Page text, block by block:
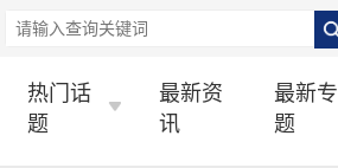
热门话
题
最新资
讯
最新专
题